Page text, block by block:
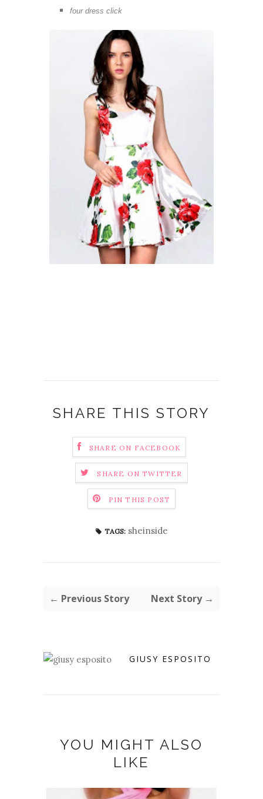
four dress click
SHARE THIS STORY
SHARE ON FACEBOOK
SHARE ON TWITTER
PIN THIS POST
TAGS: sheinside
← Previous Story Next Story →
GIUSY ESPOSITO
YOU MIGHT ALSO
LIKE